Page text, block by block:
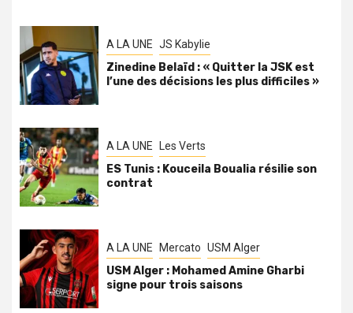
A LA UNE JS Kabylie
Zinedine Belaïd : « Quitter la JSK est
l’une des décisions les plus difficiles »
A LA UNE Les Verts
ES Tunis : Kouceila Boualia résilie son
contrat
A LA UNE Mercato USM Alger
USM Alger : Mohamed Amine Gharbi
signe pour trois saisons